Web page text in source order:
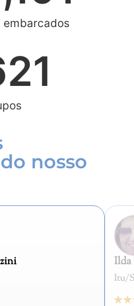
embarcados
nosso